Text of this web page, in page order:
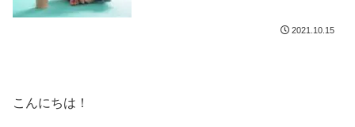
2021.10.15
こんにちは！